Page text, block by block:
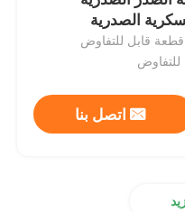
الصدرية
للتفاوض
اتصل بنا